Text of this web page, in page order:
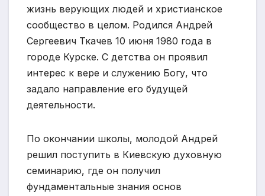
жизнь верующих людей и христианское
сообщество в целом. Родился Андрей
Сергеевич Ткачев 10 июня 1980 года в
городе Курске. С детства он проявил
интерес к вере и служению Богу, что
задало направление его будущей
деятельности.
По окончании школы, молодой Андрей
решил поступить в Киевскую духовную
семинарию, где он получил
фундаментальные знания основ